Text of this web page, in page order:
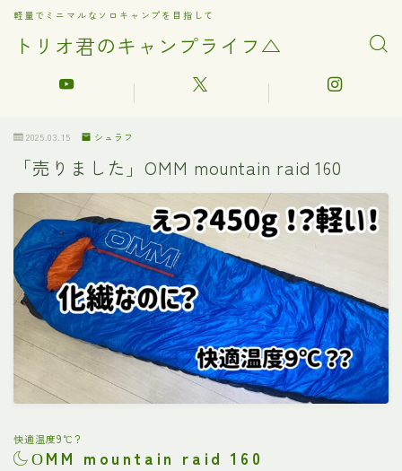
トリオ君のキャンプライフ△
軽量でミニマルなソロキャンプを目指して
2025.03.15 シュラフ
「売りました」OMM mountain raid 160
快適温度9℃？
O MM mountain raid 160